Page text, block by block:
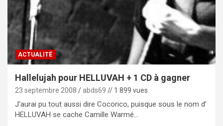
ACTUALITÉ
Hallelujah pour HELLUVAH + 1 CD à gagner
23 septembre 2008 abds69 // 1 899 vues
J’aurai pu tout aussi dire Cocorico, puisque sous le nom d’
HELLUVAH se cache Camille Warmé…